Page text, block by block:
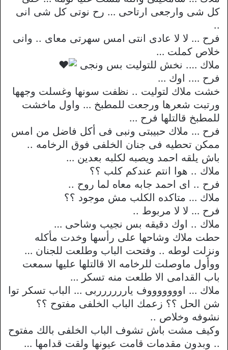
كل شى وارجعى ارتاحى … رح نوتى كل شى انى
..
فرح … لا لا عادى انتى امس سهرتى معاى .. وانى
خلاص كملت …
ملاك …. نخش للتوليت بس ونجى
فرح …. اوك …
خشت ملاك لتوليت .. نظفت سونها وغسلت وجهها
ورتبت شعرها ورجعت للمطبخ … واول ماخشت
للمطبخ قالتلها فرح …
فرح … ملاك حبيبتى ونبى فى أكل فاضل من امس
ممكن تحطيه فى جنان الخلفى فوق الرخامه ..
باش يلقه احمد ويصبه لكلبه بعدين …
ملاك .. هوا انتم عندكم كلب ؟؟
فرح .. اى احمد جابه معاه لما روح ..
ملاك … متاكده الكلب مش موجود ؟؟
فرح … لا لا مربوط ..
ملاك .. اوك دقيقه بس نجيب وشاحى …
حطت ملاك وشاحها على رأسها وخدت مأكله
ونزلت لوطه .. وفتحت الباب وطلعت للجنان …
ووأول ماوصلت للرخامه الا قالتلها عليها سمعت
باب القدامى الا طلعت منه تسكر …
ملاك … اوووووووف يارررررربى … الباب تسكر توا
شن الحل ؟؟ زعمك الباب الخلفى مفتوح ؟؟
نشوفه وخلاص ..
وكيف مشت باش تشوف الباب الخلفى بالك مفتوح
.. وبدون مقدمات قامت عيونها ولقت قدامها …